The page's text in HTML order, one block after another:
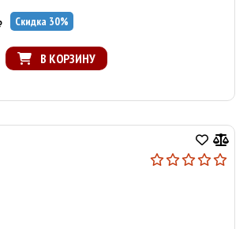
Скидка 30%
В КОРЗИНУ